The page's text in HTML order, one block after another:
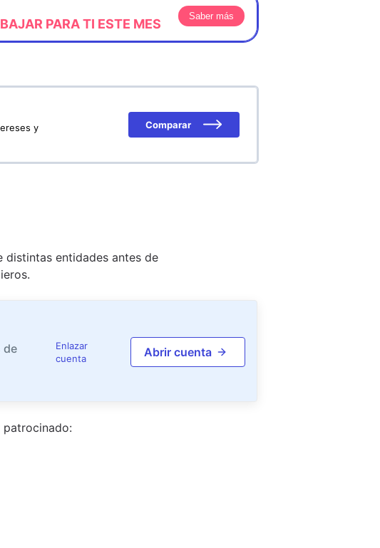
PARA TI ESTE MES
Saber más
y
Comparar
distintas entidades antes de
de
Enlazar
cuenta
Abrir cuenta
patrocinado: